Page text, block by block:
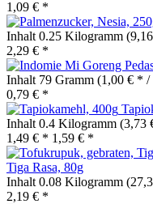
1,09 € *
Inhalt 0.25 Kilogramm
2,29 € *
Inhalt 79 Gramm (1,00 € * /
0,79 € *
Inhalt 0.4 Kilogramm (3,73
1,49 € * 1,59 € *
Tiga Rasa, 80g
Inhalt 0.08 Kilogramm
2,19 € *